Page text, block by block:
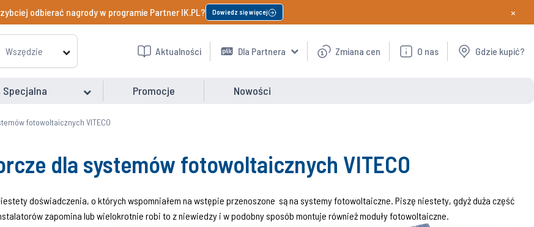
odbierać nagrody w programie Partner IK.PL? Dowiedz się więcej ×
Wszędzie Aktualności Dla Partnera Zmiana cen O nas Gdzie kupić?
Promocje Nowości
fotowoltaicznych VITECO
dla systemów fotowoltaicznych VITECO
doświadczenia, o których wspomniałem na wstępie przenoszone są na systemy fotowoltaiczne. Piszę niestety, gdyż duża część
zapomina lub wielokrotnie robi to z niewiedzy i w podobny sposób montuje również moduły fotowoltaiczne.